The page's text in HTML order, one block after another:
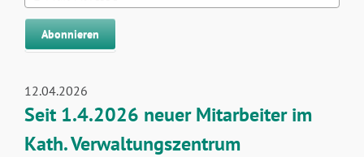
Mail-
Adresse
Abonnieren
12.04.2026
Seit 1.4.2026 neuer Mitarbeiter im
Kath. Verwaltungszentrum